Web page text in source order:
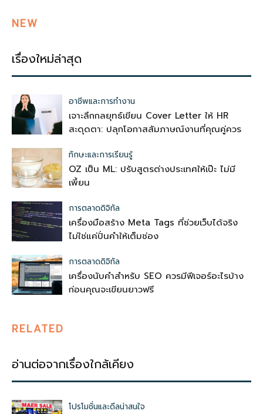
NEW
เรื่องใหม่ล่าสุด
อาชีพและการทำงาน
เจาะลึกกลยุทธ์เขียน Cover Letter ให้ HR
สะดุดตา: ปลุกโอกาสสัมภาษณ์งานที่คุณคู่ควร
ทักษะและการเรียนรู้
OZ เป็น ML: ปรับสูตรต่างประเทศให้เป๊ะ ไม่มี
เพี้ยน
การตลาดดิจิทัล
เครื่องมือสร้าง Meta Tags ที่ช่วยเว็บได้จริง
ไม่ใช่แค่ปั่นคำให้เต็มช่อง
การตลาดดิจิทัล
เครื่องนับคำสำหรับ SEO ควรมีฟีเจอร์อะไรบ้าง
ก่อนคุณจะเขียนยาวฟรี
RELATED
อ่านต่อจากเรื่องใกล้เคียง
โปรโมชั่นและดีลน่าสนใจ